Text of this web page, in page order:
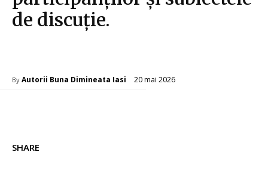
de discuție.
By Autorii Buna Dimineata Iasi 20 mai 2026
SHARE